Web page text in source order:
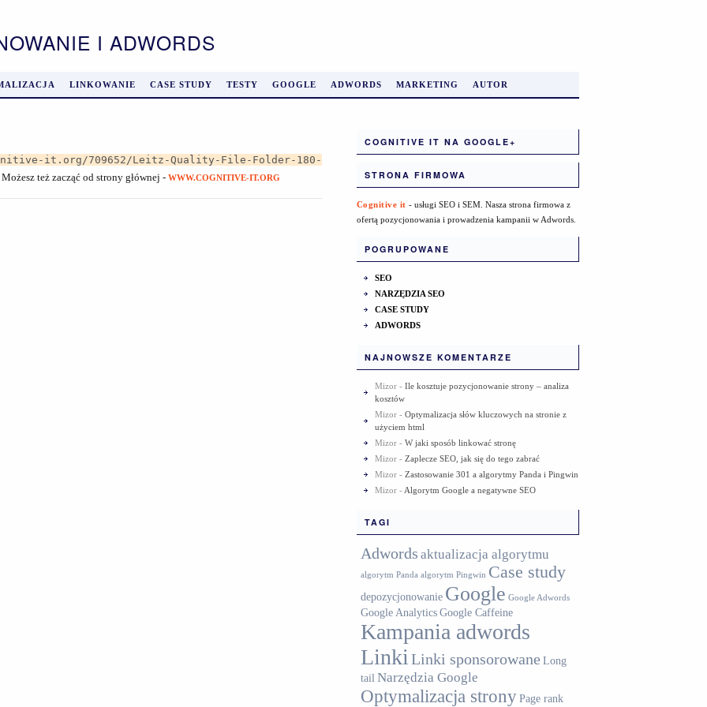
I ADWORDS
LINKOWANIE CASE STUDY TESTY GOOGLE ADWORDS MARKETING AUTOR
it.org/709652/Leitz-Quality-File-Folder-180-
też zacząć od strony głównej - WWW.COGNITIVE-IT.ORG
COGNITIVE IT NA GOOGLE+
STRONA FIRMOWA
Cognitive it - usługi SEO i SEM. Nasza strona firmowa z
ofertą pozycjonowania i prowadzenia kampanii w Adwords.
POGRUPOWANE
SEO
NARZĘDZIA SEO
CASE STUDY
ADWORDS
NAJNOWSZE KOMENTARZE
Mizor- Ile kosztuje pozycjonowanie strony – analiza
kosztów
Mizor- Optymalizacja słów kluczowych na stronie z
użyciem html
Mizor- W jaki sposób linkować stronę
Mizor- Zaplecze SEO, jak się do tego zabrać
Mizor- Zastosowanie 301 a algorytmy Panda i Pingwin
Mizor- Algorytm Google a negatywne SEO
TAGI
Adwords aktualizacja algorytmu
algorytm Panda algorytm Pingwin Case study
depozycjonowanie Google Google Adwords
Google AnalyticsGoogle Caffeine
Kampania adwords
Linki Linki sponsorowane Long
tail Narzędzia Google
Optymalizacja stronyPage rank